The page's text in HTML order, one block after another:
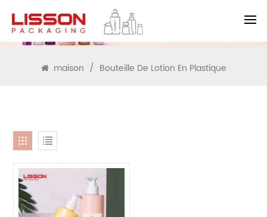
RECHERCHE
maison / Bouteille De Lotion En Plastique